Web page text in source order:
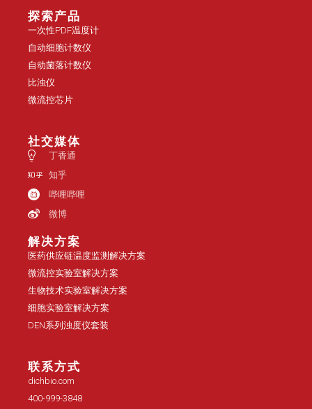
探索产品
一次性PDF温度计
自动细胞计数仪
自动菌落计数仪
比浊仪
微流控芯片
社交媒体
丁香通
知乎
哔哩哔哩
微博
解决方案
医药供应链温度监测解决方案
微流控实验室解决方案
生物技术实验室解决方案
细胞实验室解决方案
DEN系列浊度仪套装
联系方式
dichbio.com
400-999-3848